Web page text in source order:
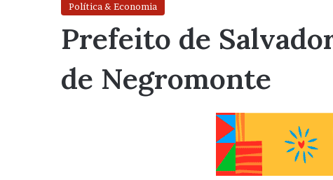
Política & Economia
Prefeito de
de Negromonte